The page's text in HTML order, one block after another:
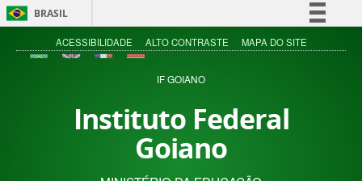
BRASIL
Simplifique!
Acesso à informação
ACESSIBILIDADE ALTO CONTRASTE MAPA DO SITE
IF GOIANO
Instituto Federal
Goiano